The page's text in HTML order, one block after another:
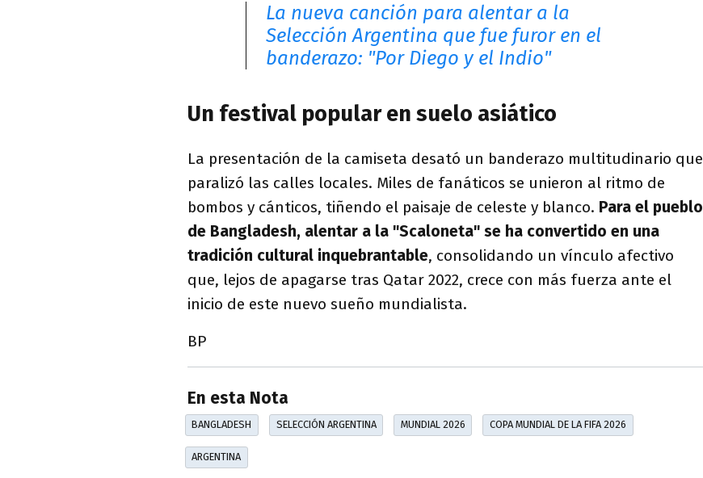
La nueva canción para alentar a la
Selección Argentina que fue furor en el
banderazo: "Por Diego y el Indio"
Un festival popular en suelo asiático
La presentación de la camiseta desató un banderazo multitudinario que
paralizó las calles locales. Miles de fanáticos se unieron al ritmo de
bombos y cánticos, tiñendo el paisaje de celeste y blanco. Para el pueblo
de Bangladesh, alentar a la "Scaloneta" se ha convertido en una
tradición cultural inquebrantable, consolidando un vínculo afectivo
que, lejos de apagarse tras Qatar 2022, crece con más fuerza ante el
inicio de este nuevo sueño mundialista.
BP
En esta Nota
BANGLADESH SELECCIÓN ARGENTINA MUNDIAL 2026 COPA MUNDIAL DE LA FIFA 2026
ARGENTINA